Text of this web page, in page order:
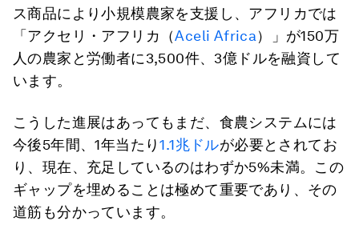
ス商品により小規模農家を支援し、アフリカでは
「アクセリ・アフリカ（Aceli Africa）」が150万
人の農家と労働者に3,500件、3億ドルを融資して
います。
こうした進展はあってもまだ、食農システムには
今後5年間、1年当たり1.1兆ドルが必要とされてお
り、現在、充足しているのはわずか5%未満。この
ギャップを埋めることは極めて重要であり、その
道筋も分かっています。